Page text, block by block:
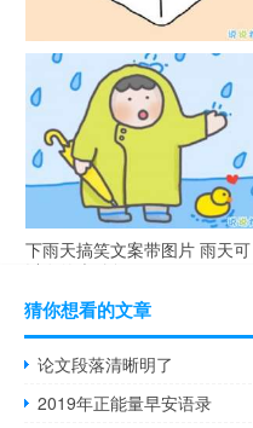
谐音梗土味情话大全带图片 油
腻搞笑的土味情话
下雨天搞笑文案带图片 雨天可
以发的幽默句子
猜你想看的文章
论文段落清晰明了
2019年正能量早安语录